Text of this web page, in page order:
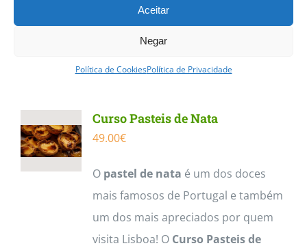
Aceitar
Negar
Política de CookiesPolítica de Privacidade
Ver opções
This
variants.
options
may
be
chosen
Curso Pasteis de Nata
49.00€
O pastel de nata é um dos doces
mais famosos de Portugal e também
um dos mais apreciados por quem
visita Lisboa! O Curso Pasteis de